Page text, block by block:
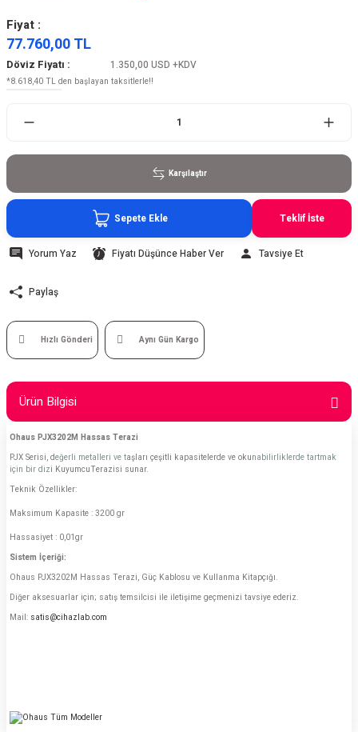
Fiyat :
77.760,00 TL
Döviz Fiyatı : 1.350,00 USD +KDV
*8.618,40 TL den başlayan taksitlerle!!
Karşılaştır
Sepete Ekle Teklif İste
Yorum Yaz Fiyatı Düşünce Haber Ver Tavsiye Et
Paylaş
Hızlı Gönderi Aynı Gün Kargo
Ürün Bilgisi
Ohaus PJX3202M Hassas Terazi
PJX Serisi, değerli metalleri ve taşları çeşitli kapasitelerde ve okunabilirliklerde tartmak
için bir dizi KuyumcuTerazisi sunar.
Teknik Özellikler:
Maksimum Kapasite : 3200 gr
Hassasiyet : 0,01gr
Sistem İçeriği:
Ohaus PJX3202M Hassas Terazi, Güç Kablosu ve Kullanma Kitapçığı.
Diğer aksesuarlar için; satış temsilcisi ile iletişime geçmenizi tavsiye ederiz.
Mail: satis@cihazlab.com